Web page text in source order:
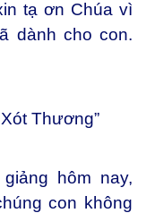
tạ ơn Chúa vì
dành cho con.
Thương”
hôm nay,
con không